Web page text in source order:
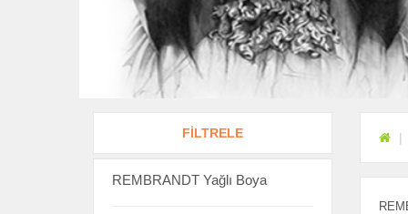
FİLTRELE
REMBRANDT Yağlı Boya